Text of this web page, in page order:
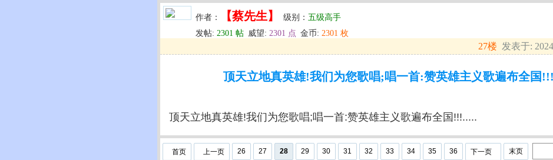
作者： 【蔡先生】 级别： 五级高手
发帖: 2301 帖 威望: 2301 点 金币: 2301 枚
27楼 发表于:
顶天立地真英雄!我们为您歌唱;唱一首:赞英雄主义歌遍布全国
顶天立地真英雄!我们为您歌唱;唱一首:赞英雄主义歌遍布全国!!!.....
首页 上一页 26 27 28 29 30 31 32 33 34 35 36 下一页 末页